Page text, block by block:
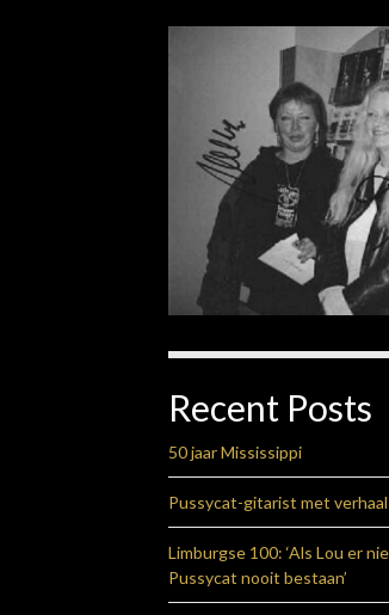
Recent Posts
50 jaar Mississippi
Pussycat-gitarist met verhaal
Limburgse 100: ‘Als Lou er
Pussycat nooit bestaan’